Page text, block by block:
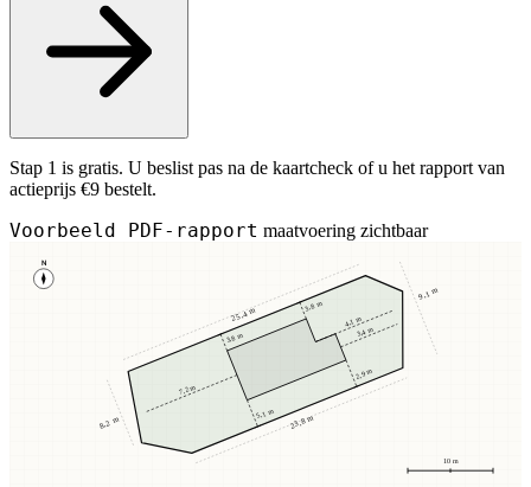
Stap 1 is gratis. U beslist pas na de kaartcheck of u het rapport van
actieprijs €9 bestelt.
Voorbeeld PDF-rapport maatvoering zichtbaar
N
10 m
3,8 m
3,8 m
5,1 m
2,9 m
7,2 m
3,4 m
4,1 m
25,4 m
23,8 m
8,2 m
9,1 m